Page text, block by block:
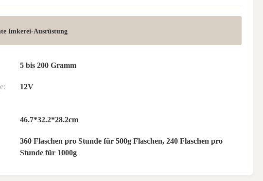
Imkerei-Ausrüstung
5 bis 200 Gramm
12V
46.7*32.2*28.2cm
360 Flaschen pro Stunde für 500g Flaschen, 240 Flaschen pro
Stunde für 1000g